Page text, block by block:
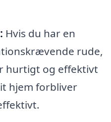
Hvis du har en
rude,
hurtigt og effektivt
hjem forbliver